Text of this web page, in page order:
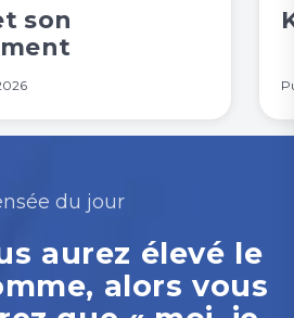
son
du jour
aurez élevé le
alors vous